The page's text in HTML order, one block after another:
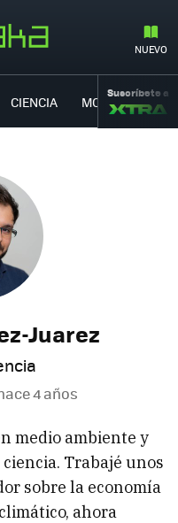
NUEVO
CIENCIA MOVILIDAD
Suscríbete a
Juarez
4 años
medio ambiente y
Trabajé unos
sobre la economía
ahora